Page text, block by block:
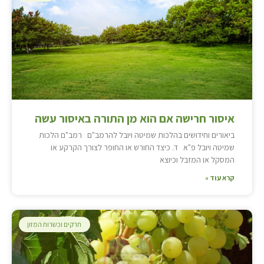
איסור חרישה אם הוא מן התורה באיסור עשה
ביאורים וחידושים בהלכות שמיטה ויובל להרמב"ם רמב"ם הלכות
שמיטה ויובל פ"א ד. כיצד החורש או החופר לצורך הקרקע או
המסקל או המזבל וכיוצא
קרא עוד »
חרקים וכשרות המזון